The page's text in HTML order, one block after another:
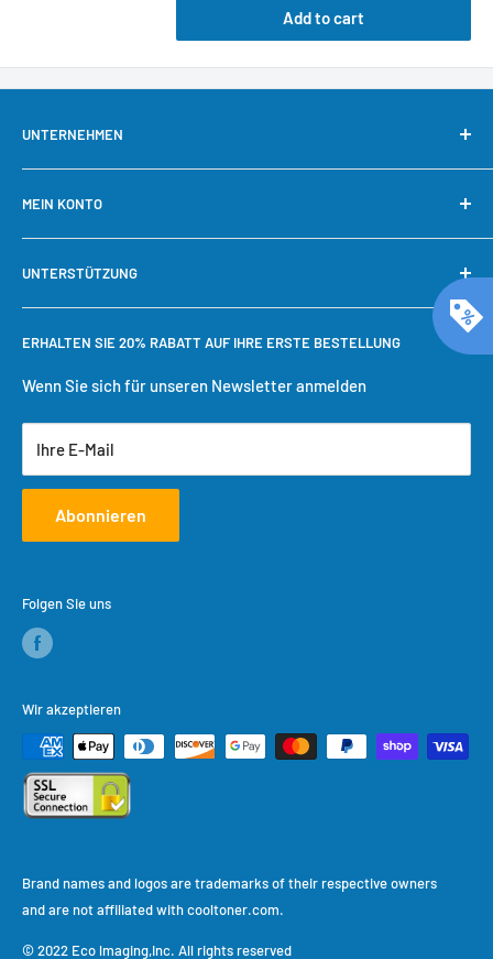
Add to cart
UNTERNEHMEN
Über uns
Kontaktieren Sie uns
Unsere Garantie
Warum bei Cool Toner kaufen?
MEIN KONTO
Mein Konto
Schnelle Nachbestellung
Bestellung verfolgen
Einkaufswagen
Benutzerkonto erstellen
UNTERSTÜTZUNG
Benötigen Sie Hilfe?
Versandbedingungen
Rückgaberecht
Servicebedingungen
ERHALTEN SIE 20% RABATT AUF IHRE ERSTE BESTELLUNG
Wenn Sie sich für unseren Newsletter anmelden
Ihre E-Mail
Abonnieren
Brand names and logos are trademarks of their respective owners
and are not affiliated with cooltoner.com.
© 2022 Eco lmaging,Inc. All rights reserved
Folgen Sie uns
Wir akzeptieren